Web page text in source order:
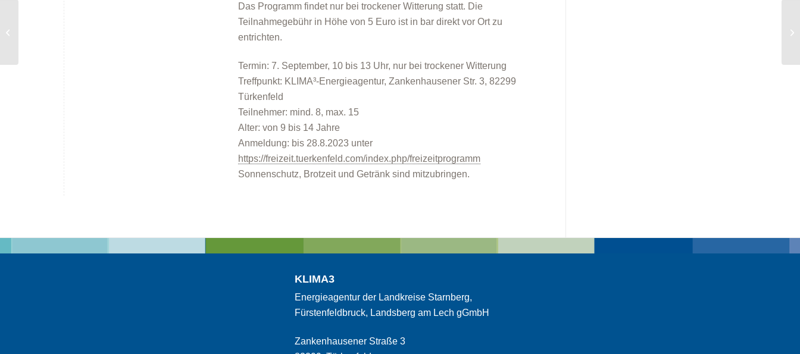
Das Programm findet nur bei trockener Witterung statt. Die
Teilnahmegebühr in Höhe von 5 Euro ist in bar direkt vor Ort zu
entrichten.
Termin: 7. September, 10 bis 13 Uhr, nur bei trockener Witterung
Treffpunkt: KLIMA³-Energieagentur, Zankenhausener Str. 3, 82299
Türkenfeld
Teilnehmer: mind. 8, max. 15
Alter: von 9 bis 14 Jahre
Anmeldung: bis 28.8.2023 unter
https://freizeit.tuerkenfeld.com/index.php/freizeitprogramm
Sonnenschutz, Brotzeit und Getränk sind mitzubringen.
KLIMA3
Energieagentur der Landkreise Starnberg,
Fürstenfeldbruck, Landsberg am Lech gGmbH
Zankenhausener Straße 3